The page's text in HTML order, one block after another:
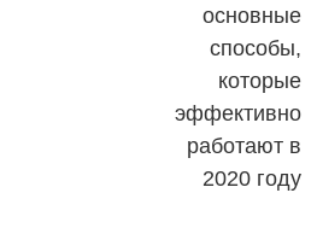
основные
способы,
которые
эффективно
работают в
2020 году